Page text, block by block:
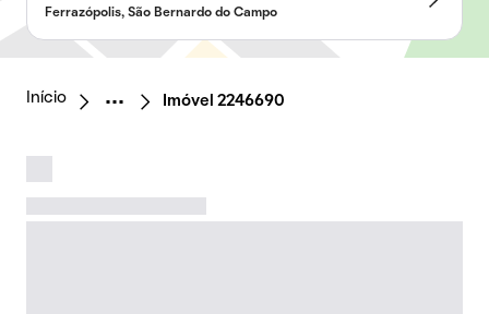
Ferrazópolis, São Bernardo do Campo
Início Imóvel 2246690